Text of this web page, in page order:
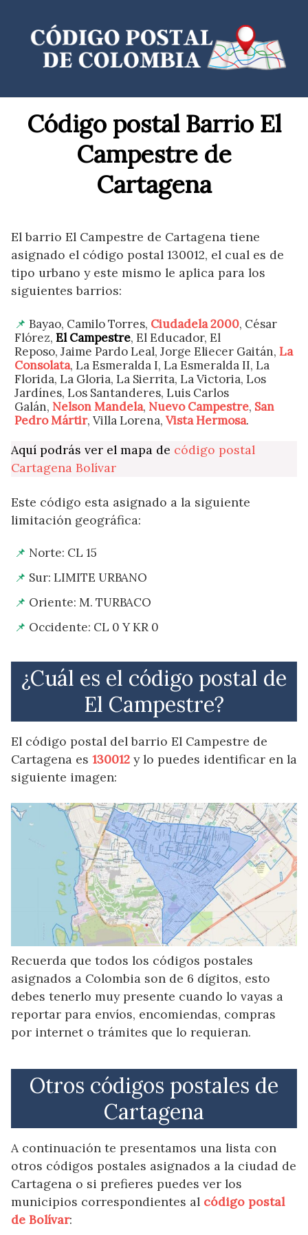
contenido
Código postal Barrio El
Campestre de
Cartagena
El barrio El Campestre de Cartagena tiene
asignado el código postal 130012, el cual es de
tipo urbano y este mismo le aplica para los
siguientes barrios:
Bayao, Camilo Torres, Ciudadela 2000, César
Flórez, El Campestre, El Educador, El
Reposo, Jaime Pardo Leal, Jorge Eliecer Gaitán, La
Consolata, La Esmeralda I, La Esmeralda II, La
Florida, La Gloria, La Sierrita, La Victoria, Los
Jardínes, Los Santanderes, Luis Carlos
Galán, Nelson Mandela, Nuevo Campestre, San
Pedro Mártir, Villa Lorena, Vista Hermosa.
Aquí podrás ver el mapa de código postal
Cartagena Bolívar
Este código esta asignado a la siguiente
limitación geográfica:
Norte: CL 15
Sur: LIMITE URBANO
Oriente: M. TURBACO
Occidente: CL 0 Y KR 0
¿Cuál es el código postal de
El Campestre?
El código postal del barrio El Campestre de
Cartagena es 130012 y lo puedes identificar en la
siguiente imagen:
Recuerda que todos los códigos postales
asignados a Colombia son de 6 dígitos, esto
debes tenerlo muy presente cuando lo vayas a
reportar para envíos, encomiendas, compras
por internet o trámites que lo requieran.
Otros códigos postales de
Cartagena
A continuación te presentamos una lista con
otros códigos postales asignados a la ciudad de
Cartagena o si prefieres puedes ver los
municipios correspondientes al código postal
de Bolívar: